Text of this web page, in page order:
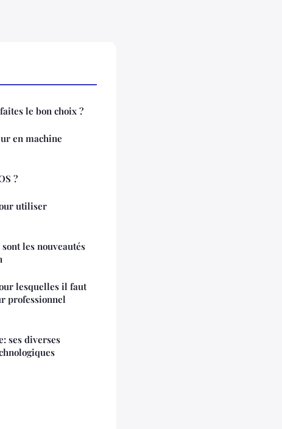
le bon choix ?
en machine
?
utiliser
les nouveautés
lesquelles il faut
professionnel
ses diverses